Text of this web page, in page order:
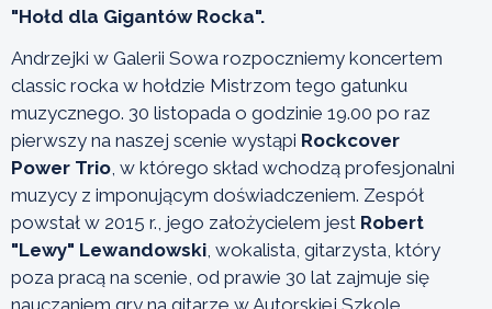
"Hołd dla Gigantów Rocka".
Andrzejki w Galerii Sowa rozpoczniemy koncertem
classic rocka w hołdzie Mistrzom tego gatunku
muzycznego. 30 listopada o godzinie 19.00 po raz
pierwszy na naszej scenie wystąpi Rockcover
Power Trio , w którego skład wchodzą profesjonalni
muzycy z imponującym doświadczeniem. Zespół
powstał w 2015 r., jego założycielem jest Robert
"Lewy" Lewandowski , wokalista, gitarzysta, który
poza pracą na scenie, od prawie 30 lat zajmuje się
nauczaniem gry na gitarze w Autorskiej Szkole